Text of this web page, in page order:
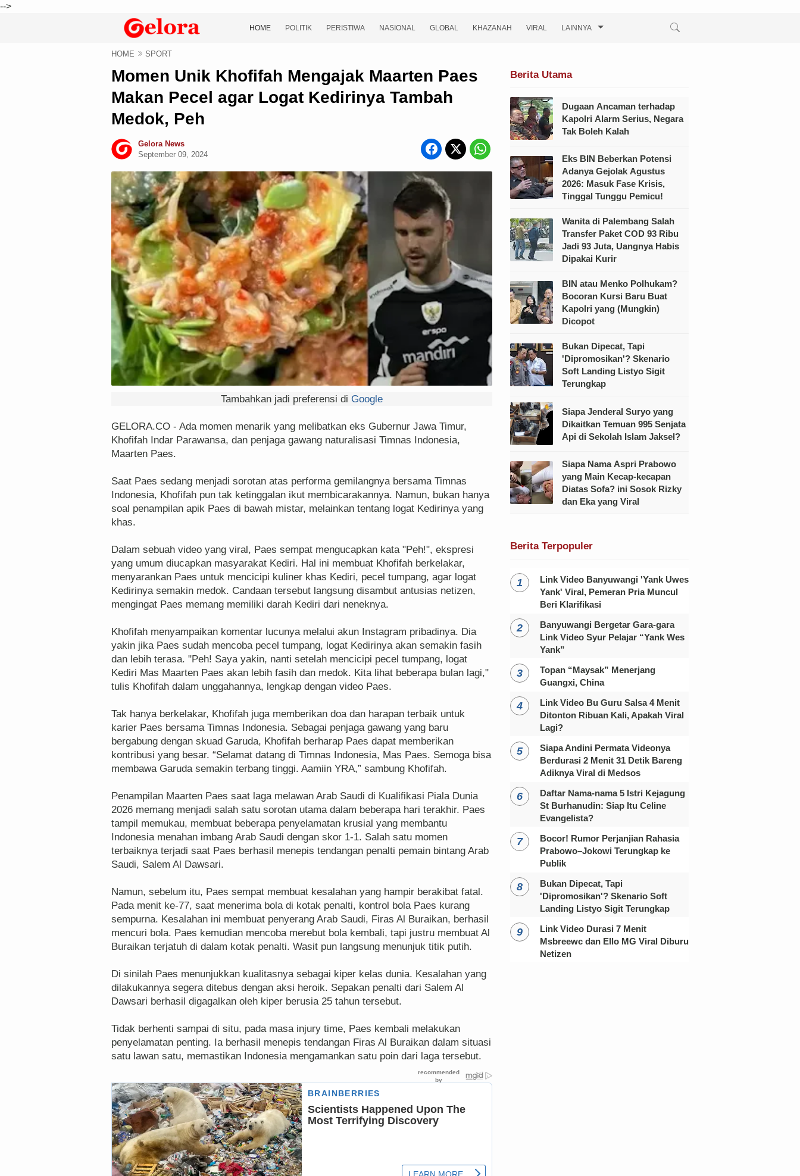
-->
HOME POLITIK PERISTIWA NASIONAL GLOBAL KHAZANAH VIRAL LAINNYA
HOME SPORT
Momen Unik Khofifah Mengajak Maarten Paes
Makan Pecel agar Logat Kedirinya Tambah
Medok, Peh
Gelora News
September 09, 2024
Tambahkan jadi preferensi di Google
GELORA.CO - Ada momen menarik yang melibatkan eks Gubernur Jawa Timur,
Khofifah Indar Parawansa, dan penjaga gawang naturalisasi Timnas Indonesia,
Maarten Paes.
Saat Paes sedang menjadi sorotan atas performa gemilangnya bersama Timnas
Indonesia, Khofifah pun tak ketinggalan ikut membicarakannya. Namun, bukan hanya
soal penampilan apik Paes di bawah mistar, melainkan tentang logat Kedirinya yang
khas.
Dalam sebuah video yang viral, Paes sempat mengucapkan kata "Peh!", ekspresi
yang umum diucapkan masyarakat Kediri. Hal ini membuat Khofifah berkelakar,
menyarankan Paes untuk mencicipi kuliner khas Kediri, pecel tumpang, agar logat
Kedirinya semakin medok. Candaan tersebut langsung disambut antusias netizen,
mengingat Paes memang memiliki darah Kediri dari neneknya.
Khofifah menyampaikan komentar lucunya melalui akun Instagram pribadinya. Dia
yakin jika Paes sudah mencoba pecel tumpang, logat Kedirinya akan semakin fasih
dan lebih terasa. "Peh! Saya yakin, nanti setelah mencicipi pecel tumpang, logat
Kediri Mas Maarten Paes akan lebih fasih dan medok. Kita lihat beberapa bulan lagi,"
tulis Khofifah dalam unggahannya, lengkap dengan video Paes.
Tak hanya berkelakar, Khofifah juga memberikan doa dan harapan terbaik untuk
karier Paes bersama Timnas Indonesia. Sebagai penjaga gawang yang baru
bergabung dengan skuad Garuda, Khofifah berharap Paes dapat memberikan
kontribusi yang besar. “Selamat datang di Timnas Indonesia, Mas Paes. Semoga bisa
membawa Garuda semakin terbang tinggi. Aamiin YRA,” sambung Khofifah.
Penampilan Maarten Paes saat laga melawan Arab Saudi di Kualifikasi Piala Dunia
2026 memang menjadi salah satu sorotan utama dalam beberapa hari terakhir. Paes
tampil memukau, membuat beberapa penyelamatan krusial yang membantu
Indonesia menahan imbang Arab Saudi dengan skor 1-1. Salah satu momen
terbaiknya terjadi saat Paes berhasil menepis tendangan penalti pemain bintang Arab
Saudi, Salem Al Dawsari.
Namun, sebelum itu, Paes sempat membuat kesalahan yang hampir berakibat fatal.
Pada menit ke-77, saat menerima bola di kotak penalti, kontrol bola Paes kurang
sempurna. Kesalahan ini membuat penyerang Arab Saudi, Firas Al Buraikan, berhasil
mencuri bola. Paes kemudian mencoba merebut bola kembali, tapi justru membuat Al
Buraikan terjatuh di dalam kotak penalti. Wasit pun langsung menunjuk titik putih.
Di sinilah Paes menunjukkan kualitasnya sebagai kiper kelas dunia. Kesalahan yang
dilakukannya segera ditebus dengan aksi heroik. Sepakan penalti dari Salem Al
Dawsari berhasil digagalkan oleh kiper berusia 25 tahun tersebut.
Tidak berhenti sampai di situ, pada masa injury time, Paes kembali melakukan
penyelamatan penting. Ia berhasil menepis tendangan Firas Al Buraikan dalam situasi
satu lawan satu, memastikan Indonesia mengamankan satu poin dari laga tersebut.
Berita Utama
Dugaan Ancaman terhadap
Kapolri Alarm Serius, Negara
Tak Boleh Kalah
Eks BIN Beberkan Potensi
Adanya Gejolak Agustus
2026: Masuk Fase Krisis,
Tinggal Tunggu Pemicu!
Wanita di Palembang Salah
Transfer Paket COD 93 Ribu
Jadi 93 Juta, Uangnya Habis
Dipakai Kurir
BIN atau Menko Polhukam?
Bocoran Kursi Baru Buat
Kapolri yang (Mungkin)
Dicopot
Bukan Dipecat, Tapi
'Dipromosikan'? Skenario
Soft Landing Listyo Sigit
Terungkap
Siapa Jenderal Suryo yang
Dikaitkan Temuan 995 Senjata
Api di Sekolah Islam Jaksel?
Siapa Nama Aspri Prabowo
yang Main Kecap-kecapan
Diatas Sofa? ini Sosok Rizky
dan Eka yang Viral
Berita Terpopuler
Link Video Banyuwangi 'Yank Uwes
Yank' Viral, Pemeran Pria Muncul
Beri Klarifikasi
Banyuwangi Bergetar Gara-gara
Link Video Syur Pelajar “Yank Wes
Yank”
Topan “Maysak” Menerjang
Guangxi, China
Link Video Bu Guru Salsa 4 Menit
Ditonton Ribuan Kali, Apakah Viral
Lagi?
Siapa Andini Permata Videonya
Berdurasi 2 Menit 31 Detik Bareng
Adiknya Viral di Medsos
Daftar Nama-nama 5 Istri Kejagung
St Burhanudin: Siap Itu Celine
Evangelista?
Bocor! Rumor Perjanjian Rahasia
Prabowo–Jokowi Terungkap ke
Publik
Bukan Dipecat, Tapi
'Dipromosikan'? Skenario Soft
Landing Listyo Sigit Terungkap
Link Video Durasi 7 Menit
Msbreewc dan Ello MG Viral Diburu
Netizen